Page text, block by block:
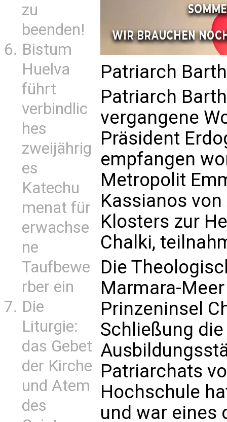
zu
beenden!
Bistum
Huelva
führt
verbindlic
hes
zweijährig
es
Katechu
menat für
erwachse
ne
Taufbewe
rber ein
Die
Liturgie:
das Gebet
der Kirche
und Atem
des
Patriarch
Patriarch
vergangene
Präsident
empfangen
Metropolit
Kassianos
Klosters zur
Chalki,
Die
Marmara-
Prinzeninsel
Schließung
Patriarchats
Hochschule
und war eines